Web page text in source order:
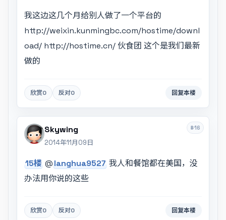
我这边这几个月给别人做了一个平台的
http://weixin.kunmingbc.com/hostime/downl
oad/ http://hostime.cn/ 伙食团 这个是我们最新
做的
欣赏0 反对0 回复本楼
#16
Skywing
2014年11月09日
15楼@langhua9527 我人和餐馆都在美国，没
办法用你说的这些
欣赏0 反对0 回复本楼